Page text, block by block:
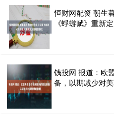
恒财网配资 朝生
《蜉蝣赋》重新
钱投网 报道：欧
备，以期减少对